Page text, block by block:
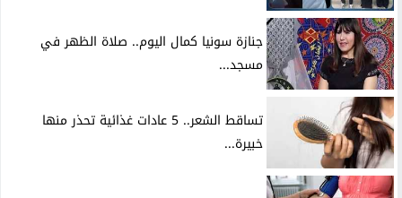
جنازة سونيا كمال اليوم.. صلاة الظهر في
مسجد...
تساقط الشعر.. 5 عادات غذائية تحذر منها
خبيرة...